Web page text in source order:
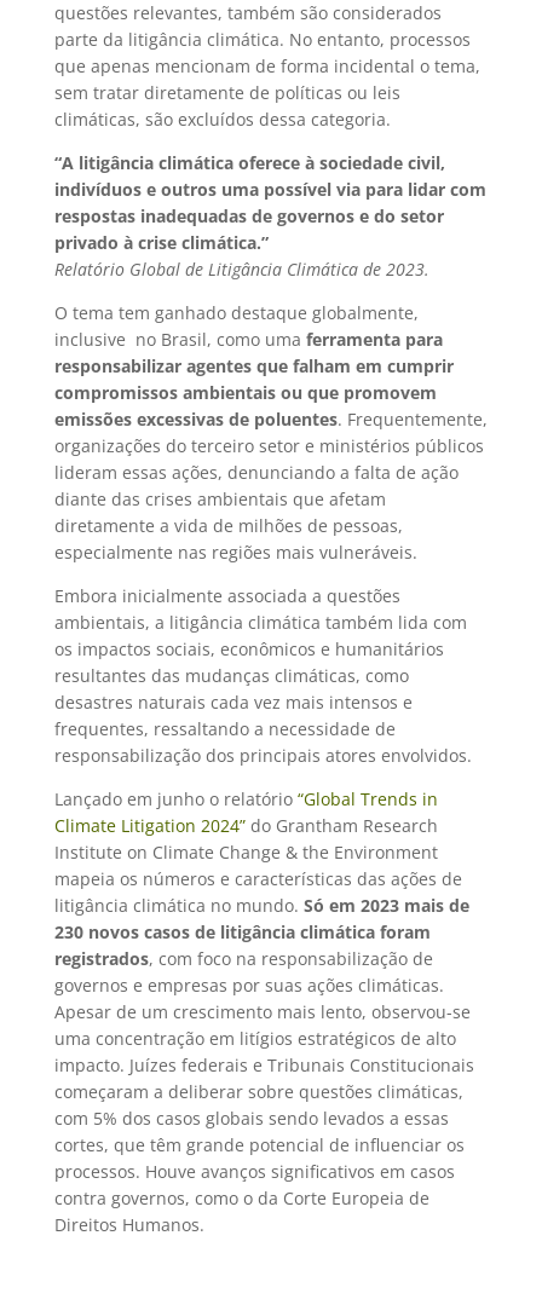
questões relevantes, também são considerados
parte da litigância climática. No entanto, processos
que apenas mencionam de forma incidental o tema,
sem tratar diretamente de políticas ou leis
climáticas, são excluídos dessa categoria.
“A litigância climática oferece à sociedade civil,
indivíduos e outros uma possível via para lidar com
respostas inadequadas de governos e do setor
privado à crise climática.”
Relatório Global de Litigância Climática de 2023.
O tema tem ganhado destaque globalmente,
inclusive no Brasil, como uma ferramenta para
responsabilizar agentes que falham em cumprir
compromissos ambientais ou que promovem
emissões excessivas de poluentes. Frequentemente,
organizações do terceiro setor e ministérios públicos
lideram essas ações, denunciando a falta de ação
diante das crises ambientais que afetam
diretamente a vida de milhões de pessoas,
especialmente nas regiões mais vulneráveis.
Embora inicialmente associada a questões
ambientais, a litigância climática também lida com
os impactos sociais, econômicos e humanitários
resultantes das mudanças climáticas, como
desastres naturais cada vez mais intensos e
frequentes, ressaltando a necessidade de
responsabilização dos principais atores envolvidos.
Lançado em junho o relatório “Global Trends in
Climate Litigation 2024”do Grantham Research
Institute on Climate Change & the Environment
mapeia os números e características das ações de
litigância climática no mundo. Só em 2023 mais de
230 novos casos de litigância climática foram
registrados, com foco na responsabilização de
governos e empresas por suas ações climáticas.
Apesar de um crescimento mais lento, observou-se
uma concentração em litígios estratégicos de alto
impacto. Juízes federais e Tribunais Constitucionais
começaram a deliberar sobre questões climáticas,
com 5% dos casos globais sendo levados a essas
cortes, que têm grande potencial de influenciar os
processos. Houve avanços significativos em casos
contra governos, como o da Corte Europeia de
Direitos Humanos.